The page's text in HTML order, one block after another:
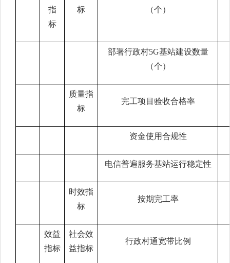
指
标
标
（个）
部署行政村5G基站建设数量
（个）
质量指
标
完工项目验收合格率
资金使用合规性
电信普遍服务基站运行稳定性
时效指
标
按期完工率
效益
指标
社会效
益指标
行政村通宽带比例